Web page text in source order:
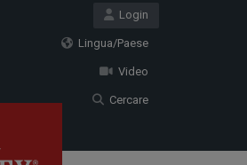
Login
Lingua/Paese
Video
Cercare